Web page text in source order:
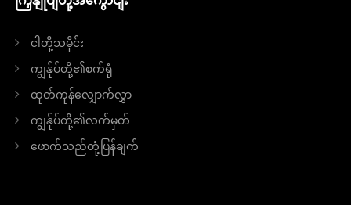
ငါတို့သမိုင်း
ကျွန်ုပ်တို့၏စက်ရုံ
ထုတ်ကုန်လျှောက်လွှာ
ကျွန်ုပ်တို့၏လက်မှတ်
ဖောက်သည်တုံ့ပြန်ချက်